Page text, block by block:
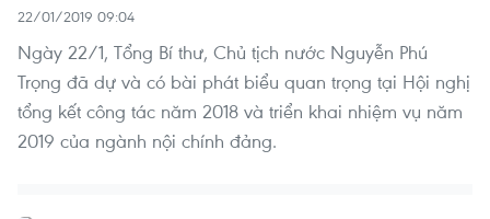
22/01/2019 09:04
Ngày 22/1, Tổng Bí thư, Chủ tịch nước Nguyễn Phú
Trọng đã dự và có bài phát biểu quan trọng tại Hội nghị
tổng kết công tác năm 2018 và triển khai nhiệm vụ năm
2019 của ngành nội chính đảng.